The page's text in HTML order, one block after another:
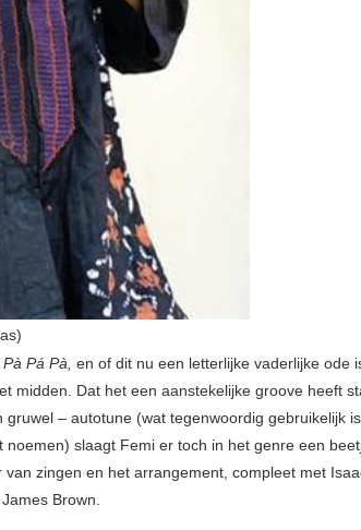
Pà Pá Pà, en of dit nu een letterlijke vaderlijke ode
midden. Dat het een aanstekelijke groove heeft
– autotune (wat tegenwoordig gebruikelijk
noemen) slaagt Femi er toch in het genre een
van zingen en het arrangement, compleet met
Brown.